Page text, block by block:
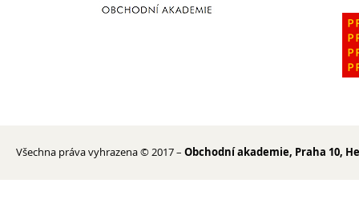
Mezinárodní spolupráce
Sekce TEV
Všechna práva vyhrazena © 2017 – Obchodní akademie, Praha 10,